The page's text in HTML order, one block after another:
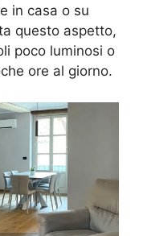
in casa o su
questo aspetto,
poco luminosi o
ore al giorno.